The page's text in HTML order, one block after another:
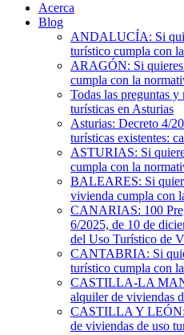
Acerca
Blog
ANDALUCÍA: Si
turístico cumpla con
ARAGÓN: Si
cumpla con la
Todas las preguntas y
turísticas en Asturias
Asturias: Decreto 4/
turísticas existentes:
ASTURIAS: Si
cumpla con la
BALEARES: Si
vivienda cumpla con
CANARIAS: 100
6/2025, de 10 de
del Uso Turístico de
CANTABRIA: Si
turístico cumpla con
CASTILLA-LA
alquiler de viviendas
CASTILLA Y LEÓN:
de viviendas de uso